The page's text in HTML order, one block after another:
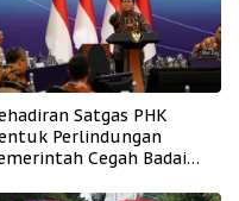
Satgas PHK
Perlindungan
Cegah Badai